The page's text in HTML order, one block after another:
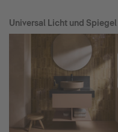
Universal Licht und Spiegel